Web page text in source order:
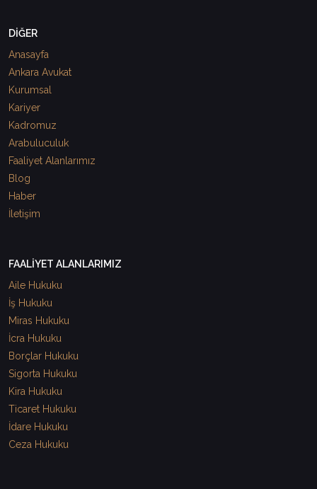
DİĞER
Anasayfa
Ankara Avukat
Kurumsal
Kariyer
Kadromuz
Arabuluculuk
Faaliyet Alanlarımız
Blog
Haber
İletişim
FAALİYET ALANLARIMIZ
Aile Hukuku
İş Hukuku
Miras Hukuku
İcra Hukuku
Borçlar Hukuku
Sigorta Hukuku
Kira Hukuku
Ticaret Hukuku
İdare Hukuku
Ceza Hukuku